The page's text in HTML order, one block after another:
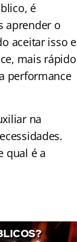
é
aprender o
aceitar isso e
mais rápido
performance
na
qual é a